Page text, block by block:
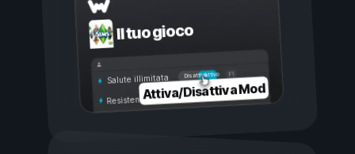
Il tuo gioco
Attivo
Disattivo
Salute illimitata
Resistenza illimitata
Attiva/Disattiva Mod